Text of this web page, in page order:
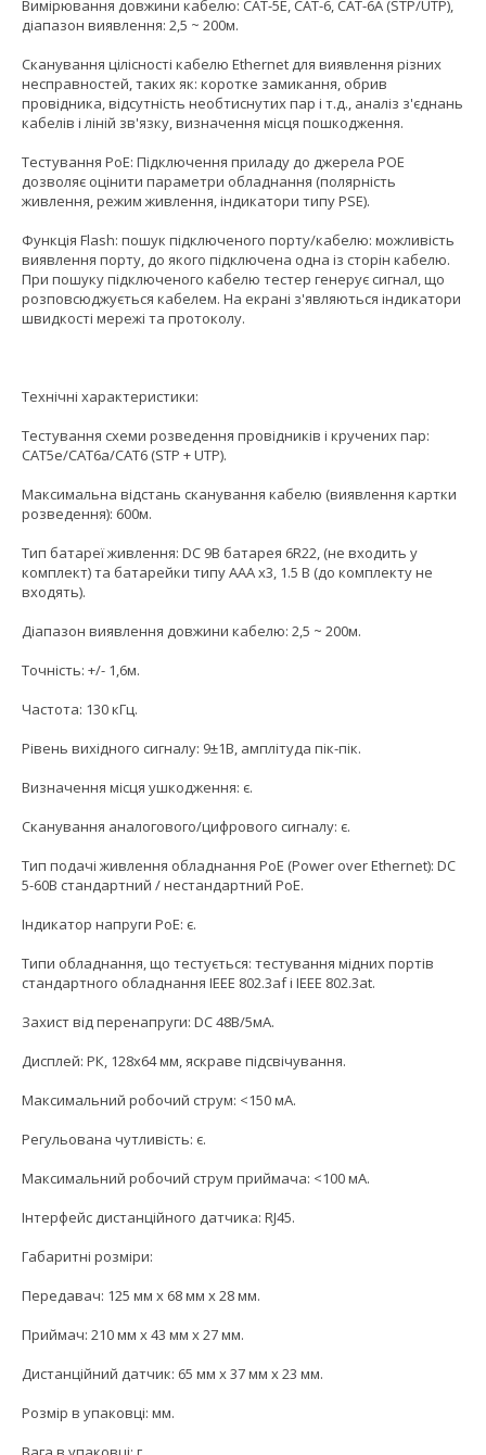
Вимірювання довжини кабелю: CAT-5E, CAT-6, CAT-6A (STP/UTP),
діапазон виявлення: 2,5 ~ 200м.
Сканування цілісності кабелю Ethernet для виявлення різних
несправностей, таких як: коротке замикання, обрив
провідника, відсутність необтиснутих пар і т.д., аналіз з'єднань
кабелів і ліній зв'язку, визначення місця пошкодження.
Тестування PoE: Підключення приладу до джерела POE
дозволяє оцінити параметри обладнання (полярність
живлення, режим живлення, індикатори типу PSE).
Функція Flash: пошук підключеного порту/кабелю: можливість
виявлення порту, до якого підключена одна із сторін кабелю.
При пошуку підключеного кабелю тестер генерує сигнал, що
розповсюджується кабелем. На екрані з'являються індикатори
швидкості мережі та протоколу.
Технічні характеристики:
Тестування схеми розведення провідників і кручених пар:
CAT5e/CAT6a/CAT6 (STP + UTP).
Максимальна відстань сканування кабелю (виявлення картки
розведення): 600м.
Тип батареї живлення: DC 9В батарея 6R22, (не входить у
комплект) та батарейки типу AAA x3, 1.5 В (до комплекту не
входять).
Діапазон виявлення довжини кабелю: 2,5 ~ 200м.
Точність: +/- 1,6м.
Частота: 130 кГц.
Рівень вихідного сигналу: 9±1В, амплітуда пік-пік.
Визначення місця ушкодження: є.
Сканування аналогового/цифрового сигналу: є.
Тип подачі живлення обладнання PоE (Power over Ethernet): DC
5-60В стандартний / нестандартний PoE.
Індикатор напруги PoE: є.
Типи обладнання, що тестується: тестування мідних портів
стандартного обладнання IEEE 802.3af і IEEE 802.3at.
Захист від перенапруги: DC 48В/5мА.
Дисплей: РК, 128х64 мм, яскраве підсвічування.
Максимальний робочий струм: <150 мА.
Регульована чутливість: є.
Максимальний робочий струм приймача: <100 мА.
Інтерфейс дистанційного датчика: RJ45.
Габаритні розміри:
Передавач: 125 мм х 68 мм х 28 мм.
Приймач: 210 мм х 43 мм х 27 мм.
Дистанційний датчик: 65 мм х 37 мм х 23 мм.
Розмір в упаковці: мм.